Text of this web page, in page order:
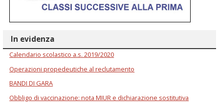
In evidenza
Calendario scolastico a.s. 2019/2020
Operazioni propedeutiche al reclutamento
BANDI DI GARA
Obbligo di vaccinazione: nota MIUR e dichiarazione sostitutiva